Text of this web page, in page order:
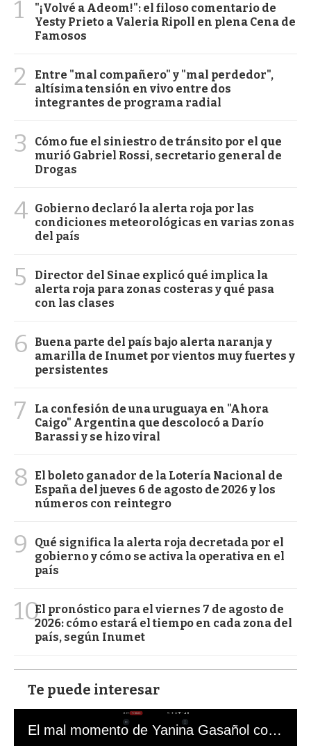
1
"¡Volvé a Adeom!": el filoso comentario de
Yesty Prieto a Valeria Ripoll en plena Cena de
Famosos
2
Entre "mal compañero" y "mal perdedor",
altísima tensión en vivo entre dos
integrantes de programa radial
3
Cómo fue el siniestro de tránsito por el que
murió Gabriel Rossi, secretario general de
Drogas
4 Gobierno declaró la alerta roja por las
condiciones meteorológicas en varias zonas
del país
5
Director del Sinae explicó qué implica la
alerta roja para zonas costeras y qué pasa
con las clases
6
Buena parte del país bajo alerta naranja y
amarilla de Inumet por vientos muy fuertes y
persistentes
7
La confesión de una uruguaya en "Ahora
Caigo" Argentina que descolocó a Darío
Barassi y se hizo viral
8
El boleto ganador de la Lotería Nacional de
España del jueves 6 de agosto de 2026 y los
números con reintegro
9
Qué significa la alerta roja decretada por el
gobierno y cómo se activa la operativa en el
país
10El pronóstico para el viernes 7 de agosto de
2026: cómo estará el tiempo en cada zona del
país, según Inumet
Te puede interesar
El mal momento de Yanina Gasañol con un hincha argentino en "Subrayado"